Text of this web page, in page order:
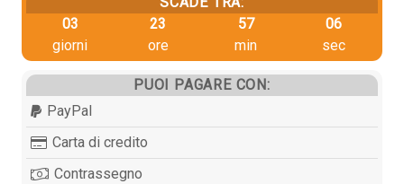
03
giorni
23
ore
57
min
05
sec
PUOI PAGARE CON:
PayPal
Carta di credito
Contrassegno